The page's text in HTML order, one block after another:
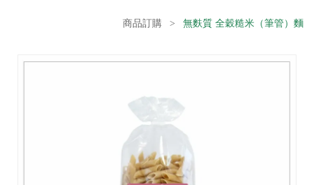
商品訂購 > 無麩質 全穀糙米（筆管）麵